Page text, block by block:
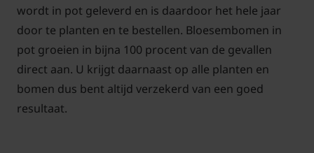
wordt in pot geleverd en is daardoor het hele jaar
door te planten en te bestellen. Bloesembomen in
pot groeien in bijna 100 procent van de gevallen
direct aan. U krijgt daarnaast op alle planten en
bomen dus bent altijd verzekerd van een goed
resultaat.